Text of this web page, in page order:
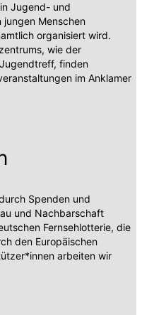
Jugend- und
jungen Menschen
organisiert wird.
wie der
finden
im Anklamer
Spenden und
und Nachbarschaft
Fernsehlotterie, die
den Europäischen
arbeiten wir